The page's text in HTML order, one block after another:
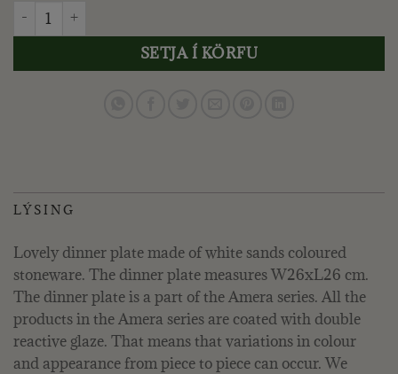
LENE BJERRE - AMERA MATARDISKUR Ø26 CM. WHITE
SETJA Í KÖRFU
LÝSING
Lovely dinner plate made of white sands coloured
stoneware. The dinner plate measures W26xL26 cm.
The dinner plate is a part of the Amera series. All the
products in the Amera series are coated with double
reactive glaze. That means that variations in colour
and appearance from piece to piece can occur. We